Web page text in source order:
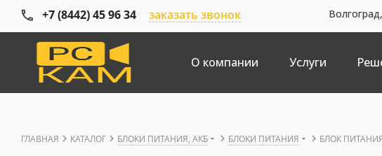
+7 (8442) 45 96 34 заказать звонок
О компании Услуги
ГЛАВНАЯ КАТАЛОГ БЛОКИ ПИТАНИЯ, АКБ БЛОКИ ПИТАНИЯ БЛОК ПИТАНИЯ